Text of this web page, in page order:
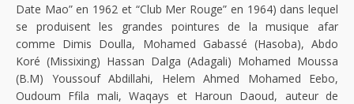
Date Mao” en 1962 et “Club Mer Rouge” en 1964) dans lequel
se produisent les grandes pointures de la musique afar
comme Dimis Doulla, Mohamed Gabassé (Hasoba), Abdo
Koré (Missixing) Hassan Dalga (Adagali) Mohamed Moussa
(B.M) Youssouf Abdillahi, Helem Ahmed Mohamed Eebo,
Oudoum Ffila mali, Waqays et Haroun Daoud, auteur de